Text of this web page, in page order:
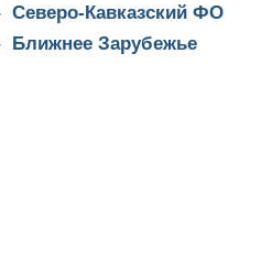
Северо-Кавказский ФО
Ближнее Зарубежье